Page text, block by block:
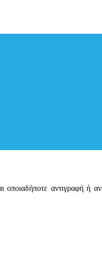
οποιαδήποτε αντιγραφή ή